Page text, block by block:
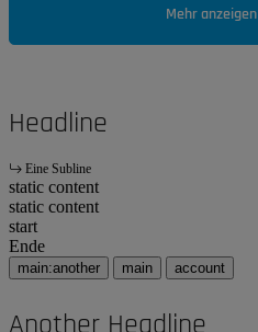
Mehr anzeigen
Headline
Eine Subline
static content
static content
start
Ende
main:another main account